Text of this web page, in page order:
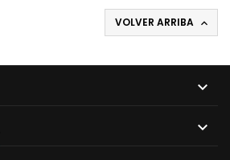
VOLVER ARRIBA 

